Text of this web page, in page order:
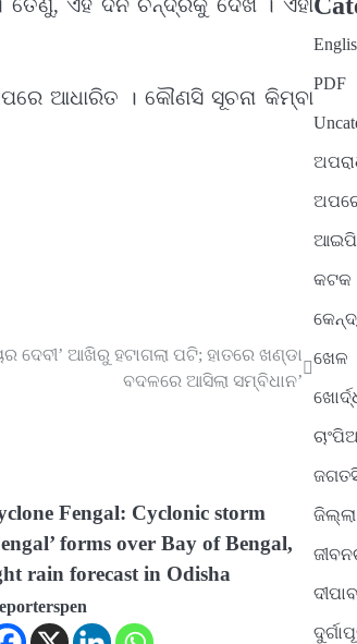
ତେଣୁ, ଏହି ଦିନ ଚନ୍ଦ୍ରକୁ ଦେଖ । ଏହା
ଆଧାରିତ । କୌଣସି ସୂଚନା କିମ୍ବା
ଦେବୀ’ ଆଖିରୁ ହଟାଗଲା ପଟି; ହାତରେ ଖଣ୍ଡା
ବଦଳରେ ଆସିଲା ସମ୍ବିଧାନ’
Fengal: Cyclonic storm
forms over Bay of Bengal,
rain forecast in Odisha
PDF
କଟକ
ଖେଳ
ଜିଲ୍ଲା